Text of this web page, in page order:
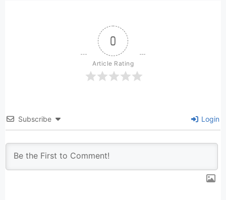
0
Article Rating
Subscribe Login